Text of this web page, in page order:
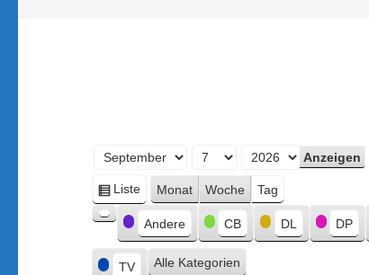
Monat
Jahr
Ansicht
als
Liste Monat Woche Tag
Kategorien
Kategorie
ohne
Titel
Andere CB DL DP
TV Alle Kategorien